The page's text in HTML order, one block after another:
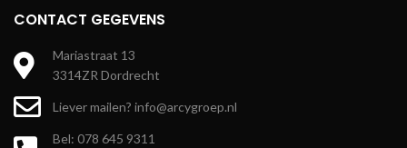
CONTACT GEGEVENS
Mariastraat 13
3314ZR Dordrecht
Liever mailen? info@arcygroep.nl
Bel: 078 645 9311